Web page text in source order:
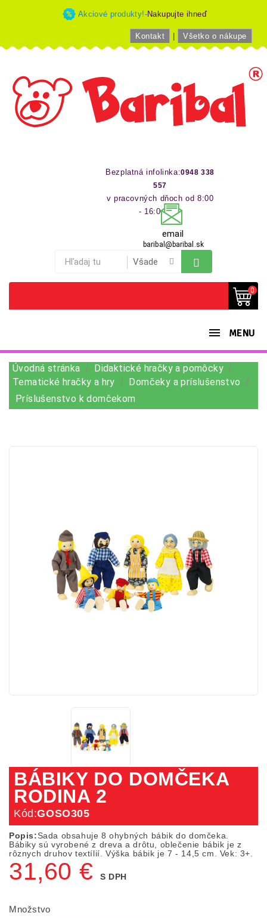
Akciové produkty!-Nakupujte ihneď
Kontakt Všetko o nákupe
Bezplatná infolinka:0948 338
557
v pracovných dňoch od 8:00
- 16:00 hod
email
baribal@baribal.sk
0
MENU
Úvodná stránka
Didaktické hračky a pomôcky
Tematické hračky a hry
Domčeky a príslušenstvo
Príslušenstvo k domčekom
BÁBIKY DO DOMČEKA
RODINA 2
Kód:GOSO305
Popis:Sada obsahuje 8 ohybných bábik do domčeka.
Bábiky sú vyrobené z dreva a drôtu, oblečenie bábik je z
rôznych druhov textílií. Výška bábik je 7 - 14,5 cm. Vek: 3+.
31,60 € S DPH
Množstvo